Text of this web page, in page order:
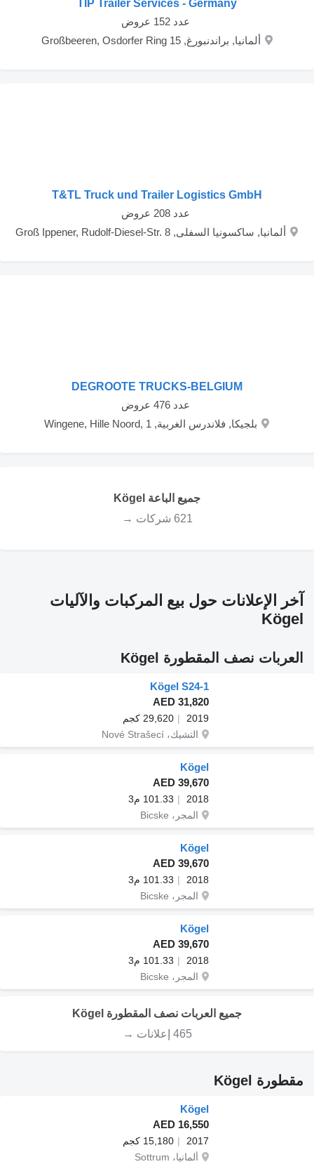
TIP Trailer Services - Germany
‏ عدد 152 عروض
ألمانيا, براندنبورغ, Großbeeren, Osdorfer Ring 15
T&TL Truck und Trailer Logistics GmbH
‏ عدد 208 عروض
ألمانيا, ساكسونيا السفلى, Groß Ippener, Rudolf-Diesel-Str. 8
DEGROOTE TRUCKS-BELGIUM
‏ عدد 476 عروض
بلجيكا, فلاندرس الغربية, Wingene, Hille Noord, 1
جميع الباعة Kögel
621 شركات →
آخر الإعلانات حول بيع المركبات والآليات
Kögel
العربات نصف المقطورة Kögel
Kögel S24-1
AED 31,820
2019
29,620 كجم
التشيك، Nové Strašecí
Kögel
AED 39,670
2018
101.33 م3
المجر، Bicske
Kögel
AED 39,670
2018
101.33 م3
المجر، Bicske
Kögel
AED 39,670
2018
101.33 م3
المجر، Bicske
جميع العربات نصف المقطورة Kögel
465 إعلانات →
مقطورة Kögel
Kögel
AED 16,550
2017
15,180 كجم
ألمانيا، Sottrum